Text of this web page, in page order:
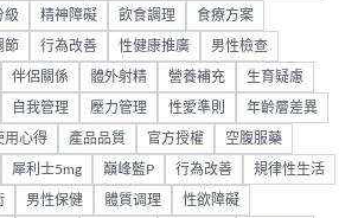
級 精神障礙 飲食調理 食療方案
節 行為改善 性健康推廣 男性檢查
伴侶關係 體外射精 營養補充 生育疑慮
自我管理 壓力管理 性愛準則 年齡層差異
用心得 產品品質 官方授權 空腹服藥
犀利士5mg 巔峰藍P 行為改善 規律性生活
男性保健 體質调理 性欲障礙